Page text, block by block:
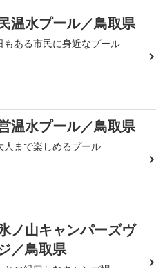
温水プール／鳥取県
もある市民に身近なプール
温水プール／鳥取県
人まで楽しめるプール
ノ山キャンパーズヴ
／鳥取県